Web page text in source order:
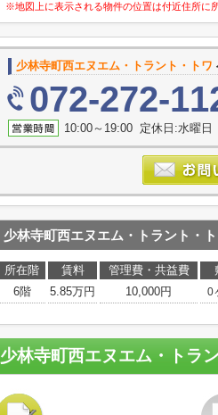
※地図上に表示される物件の位置は付近住所に
少林寺町西エヌエム・トラント・トワ
072-272-
10:00～19:00 定休日:水曜日
少林寺町西エヌエム・トラント・
所在階 賃料 管理費・共益費
6階
5.85万円 10,000円 0
少林寺町西エヌエム・トラ